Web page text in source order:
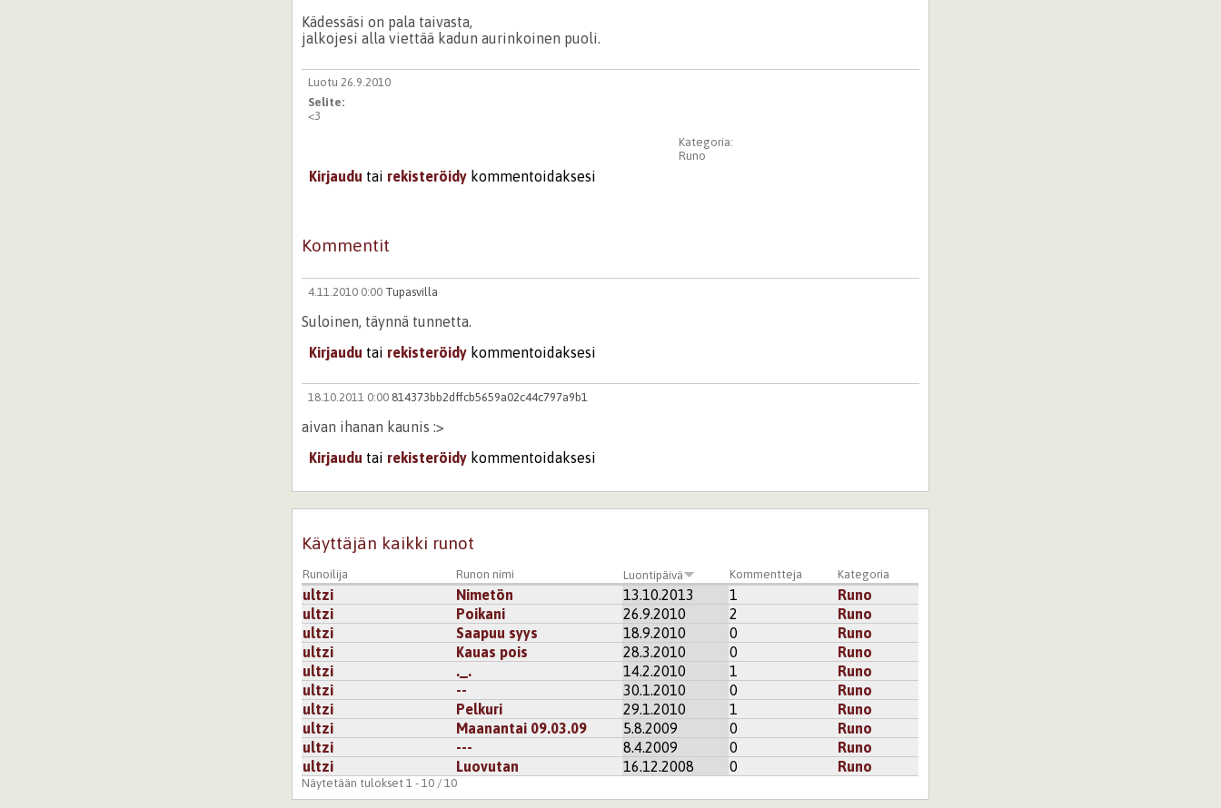
Kädessäsi on pala taivasta,
jalkojesi alla viettää kadun aurinkoinen puoli.
Luotu 26.9.2010
Selite:
<3
Kategoria:
Runo
Kirjaudu tai rekisteröidy kommentoidaksesi
Kommentit
4.11.2010 0:00 Tupasvilla
Suloinen, täynnä tunnetta.
Kirjaudu tai rekisteröidy kommentoidaksesi
18.10.2011 0:00 814373bb2dffcb5659a02c44c797a9b1
aivan ihanan kaunis :>
Kirjaudu tai rekisteröidy kommentoidaksesi
Käyttäjän kaikki runot
Runoilija Runon nimi Luontipäivä Kommentteja Kategoria
ultzi Nimetön 13.10.2013 1
Runo
ultzi
Poikani 26.9.2010 2
Runo
ultzi
Saapuu syys 18.9.2010 0
Runo
ultzi
Kauas pois 28.3.2010 0
Runo
ultzi
._. 14.2.2010 1
Runo
ultzi
-- 30.1.2010 0
Runo
ultzi
Pelkuri 29.1.2010 1
Runo
ultzi
Maanantai 09.03.09 5.8.2009 0
Runo
ultzi
--- 8.4.2009 0
Runo
ultzi
Luovutan 16.12.2008 0 Runo
Näytetään tulokset 1 - 10 / 10